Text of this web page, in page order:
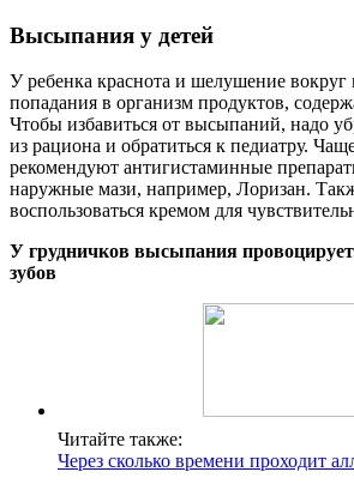
Высыпания у детей
У ребенка краснота и шелушение вокруг
попадания в организм продуктов,
Чтобы избавиться от высыпаний, надо
из рациона и обратиться к педиатру.
рекомендуют антигистаминные
наружные мази, например, Лоризан.
воспользоваться кремом для
У грудничков высыпания
зубов
Читайте также:
Через сколько времени проходит